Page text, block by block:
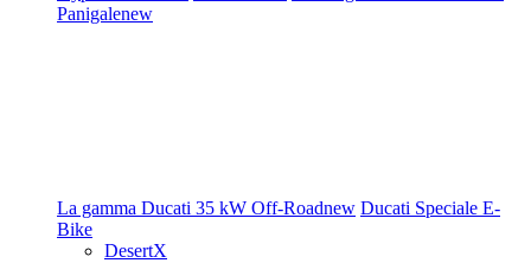
Panigalenew
La gamma Ducati 35 kW Off-Roadnew Ducati Speciale E-
Bike
DesertX